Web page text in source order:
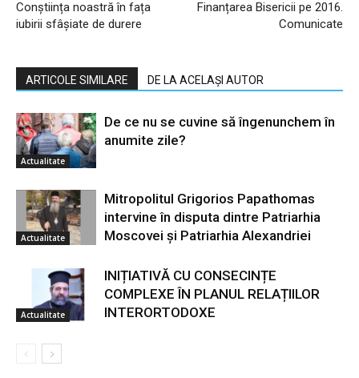
Conștiința noastră în fața
iubirii sfâșiate de durere
Finanțarea Bisericii pe 2016.
Comunicate
ARTICOLE SIMILARE DE LA ACELAȘI AUTOR
Actualitate
De ce nu se cuvine să îngenunchem în
anumite zile?
Actualitate
Mitropolitul Grigorios Papathomas
intervine în disputa dintre Patriarhia
Moscovei și Patriarhia Alexandriei
Actualitate
INIȚIATIVĂ CU CONSECINȚE
COMPLEXE ÎN PLANUL RELAȚIILOR
INTERORTODOXE